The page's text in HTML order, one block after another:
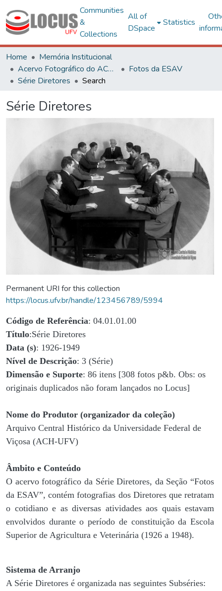
Communities
&
Collections
All of
DSpace
Statistics
Home
Memória Institucional
Acervo Fotográfico do ACH-UFV
Fotos da ESAV
Série Diretores
Search
Série Diretores
Permanent URI for this collection
https://locus.ufv.br/handle/123456789/5994
Código de Referência: 04.01.01.00
Título:Série Diretores
Data (s): 1926-1949
Nível de Descrição: 3 (Série)
Dimensão e Suporte: 86 itens [308 fotos p&b. Obs: os
originais duplicados não foram lançados no Locus]
Nome do Produtor (organizador da coleção)
Arquivo Central Histórico da Universidade Federal de
Viçosa (ACH-UFV)
Âmbito e Conteúdo
O acervo fotográfico da Série Diretores, da Seção “Fotos
da ESAV”, contém fotografias dos Diretores que retratam
o cotidiano e as diversas atividades aos quais estavam
envolvidos durante o período de constituição da Escola
Superior de Agricultura e Veterinária (1926 a 1948).
Sistema de Arranjo
A Série Diretores é organizada nas seguintes Subséries: